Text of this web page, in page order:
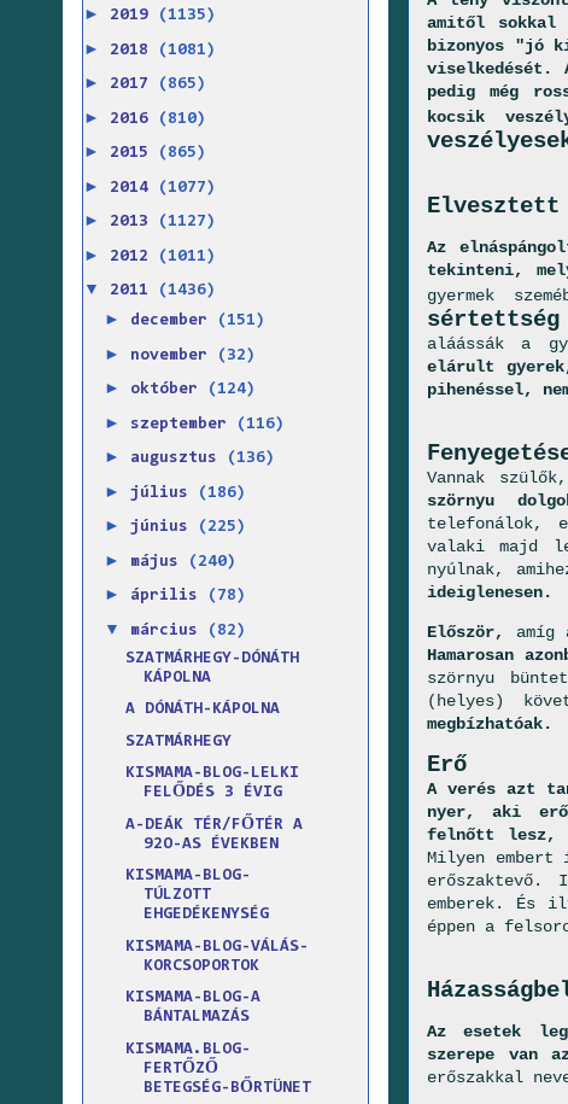
amitől sokkal
bizonyos "jó
viselkedését.
pedig még
kocsik
Elvesztett
Az
tekinteni,
gyermek
sértettség
aláássák a
elárult
pihenéssel,
Vannak
szörnyu
telefonálok,
valaki majd
nyúlnak,
ideiglenesen.
Először,
amíg
Hamarosan
szörnyu
(helyes)
megbízhatóak.
Erő
A verés azt
nyer, aki
felnőtt lesz,
Milyen
erőszaktevő.
emberek. És
éppen a
Az esetek
szerepe van
erőszakkal
► 2019 (1135)
► 2018 (1081)
► 2017 (865)
► 2016 (810)
► 2015 (865)
► 2014 (1077)
► 2013 (1127)
► 2012 (1011)
▼ 2011 (1436)
► december (151)
► november (32)
► október (124)
► szeptember (116)
► augusztus (136)
► július (186)
► június (225)
► május (240)
► április (78)
▼ március
(82)
SZATMÁRHEGY-DÓNÁTH
KÁPOLNA
A DÓNÁTH-KÁPOLNA
SZATMÁRHEGY
KISMAMA-BLOG-LELKI
FELŐDÉS 3 ÉVIG
A-DEÁK TÉR/FŐTÉR A
92O-AS ÉVEKBEN
KISMAMA-BLOG-
TÚLZOTT
EHGEDÉKENYSÉG
KISMAMA-BLOG-VÁLÁS-
KORCSOPORTOK
KISMAMA-BLOG-A
BÁNTALMAZÁS
KISMAMA.BLOG-
FERTŐZŐ
BETEGSÉG-BŐRTÜNET